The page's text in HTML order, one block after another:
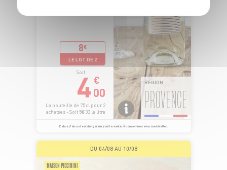
8€
LE LOT DE 2
Soit
4 €
00
La bouteille de 75 cl pour 2
achetées - Soit 5€33 le litre
RÉGION
PROVENCE
L’abus d’alcool est dangereux pour la santé. À consommer avec modération.
DU 04/08 AU 10/08
MAISON PICCININI